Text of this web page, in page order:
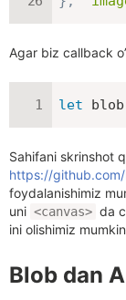
Agar biz callback
let blob
Sahifani skrinshot
https://
foydalanishimiz
uni <canvas> da
ini olishimiz
Blob dan